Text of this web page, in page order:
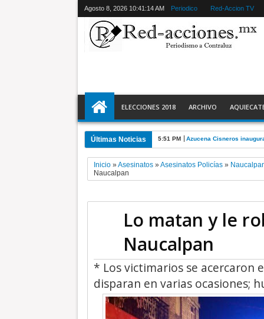
Agosto 8, 2026 10:41:15 AM Periodico Red-Accion TV
ELECCIONES 2018 ARCHIVO
Últimas Noticias 5:51 PM Azucena Cisneros
Inicio»Asesinatos»Asesinatos Policías»
Naucalpan
Lo matan y le
Naucalpan
* Los victimarios se acercaron
disparan en varias ocasiones;